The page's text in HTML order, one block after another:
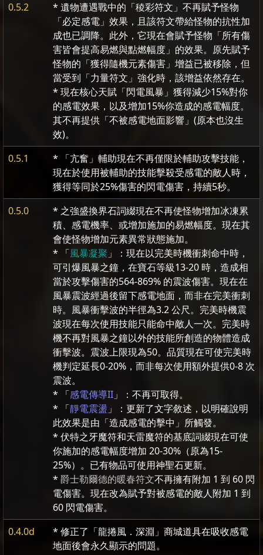
0.5.2
* 遺物遭遇戰中的「稜彩符文」不再賦予怪物
「必定感電」效果，且該符文帶給怪物的抗性加
成也已調降。此外，它現在會賦予怪物「所有傷
害皆會提高易燃與點燃幅度」的效果。原先賦予
怪物的「獲得隨機元素傷害」增益已被移除，但
當受到「力量符文」強化時，該增益依然存在。
* 現在核心天賦「閃電風暴」獲得減少15%對你
的感電效果，以及增加15%你造成的感電幅度。
其不再提供「不被感電地面影響」(原本也沒生
效)。
0.5.1
* 「亢奮」輔助現在不再僅限於輔助攻擊技能，
現在於使用被輔助的技能擊殺受感電的敵人時，
獲得等同於25%傷害的閃電傷害，持續5秒。
0.5.0
* 之強盛換界石詞綴現在不再使怪物增加冰凍累
積、感電機率、或增加施加的易燃幅度。現在其
會使怪物增加元素異常狀態施加。
* 「風暴凝聚 」：現在以完美時機衝刺命中時，
可引爆風暴之鐘，在寶石等級13-20 時，造成相
當於攻擊傷害的564-869% 的震波傷害。現在在
風暴震波經過後留下感電地面，而非在完美衝刺
時。風暴衝擊波的半徑為3.2 公尺。完美時機震
波現在每次使用技能只能命中敵人一次。完美時
機不再對風暴之鐘以外的技能所創造的物體造成
衝擊波。震波上限現為50。品質現在可使完美時
機判定延長0-20%，而非每次使用額外提供0-8 次
震波。
* 「感電傳導II 」：不再可取得。
* 「靜電震盪 」：更新了文字敘述，以明確說明
此效果是由「造成感電的擊中」所觸發。
* 伏特之牙魔符和天雷魔符的基底詞綴現在可使
你施加的感電幅度增加 20-30%（原為15-
25%）。已有物品可使用神聖石更新。
* 爵士勒爾德的暖春符文不再擁有附加 1 到 60 閃
電傷害。現在改為賦予對被感電的敵人附加 1 到
60 閃電傷害。
0.4.0d
* 修正了「龍捲風．深淵」商城道具在吸收感電
地面後會永久顯示的問題。